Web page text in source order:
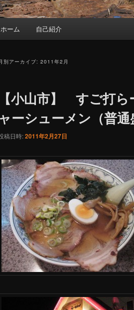
ホーム 自己紹介
別アーカイブ: 2011年2月
【小山市】 すご打
ャーシューメン（普通
稿日時:2011年2月27日